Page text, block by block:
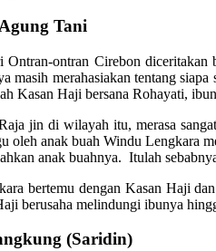
Tani
Ontran-ontran Cirebon
masih merahasiakan tentang
Kasan Haji bersana Rohayati,
jin di wilayah itu, merasa
oleh anak buah Windu Lengkara
anak buahnya. Itulah
bertemu dengan Kasan Haji
berusaha melindungi ibunya
(Saridin)